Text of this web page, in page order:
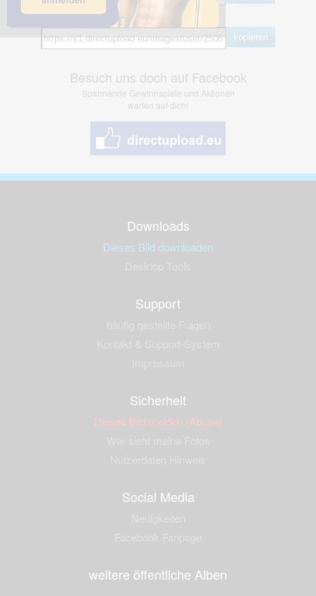
kopieren
Besuch uns doch auf Facebook
Spannende Gewinnspiele und Aktionen
warten auf dich!
Downloads
Dieses Bild downloaden
Support
Sicherheit
Dieses Bild melden (Abuse)
Social Media
weitere öffentliche Alben